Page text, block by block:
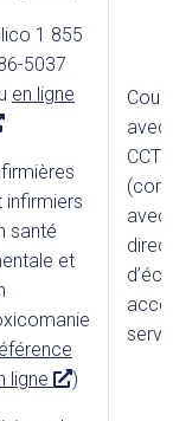
e
n
e
e
r
1 855
5037
en ligne
e
t
r
e
infirmiers
santé
et
ligne L )
avec
CCTB
avec